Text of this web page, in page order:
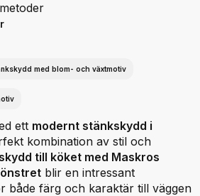
med blom- och växtmotiv
ett modernt stänkskydd i
kombination av stil och
till köket med Maskros
blir en intressant
både färg och karaktär till väggen